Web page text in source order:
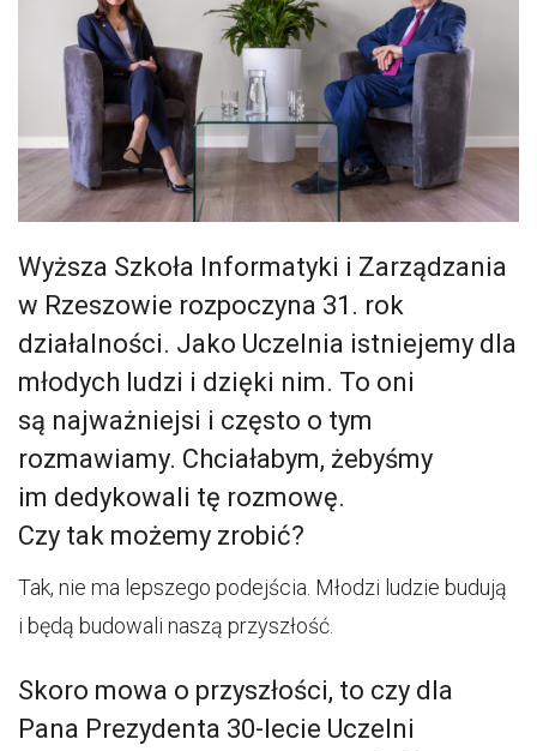
Wyższa Szkoła Informatyki i Zarządzania
w Rzeszowie rozpoczyna 31. rok
działalności. Jako Uczelnia istniejemy dla
młodych ludzi i dzięki nim. To oni
są najważniejsi i często o tym
rozmawiamy. Chciałabym, żebyśmy
im dedykowali tę rozmowę.
Czy tak możemy zrobić?
Tak, nie ma lepszego podejścia. Młodzi ludzie budują
i będą budowali naszą przyszłość.
Skoro mowa o przyszłości, to czy dla
Pana Prezydenta 30-lecie Uczelni